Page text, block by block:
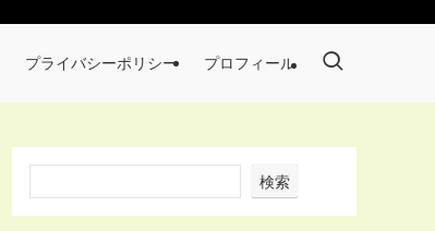
プライバシーポリシー プロフィール
検索